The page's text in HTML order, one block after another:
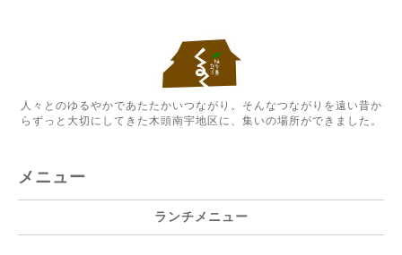
人々とのゆるやかであたたかいつながり。そんなつながりを遠い昔か
らずっと大切にしてきた木頭南宇地区に、集いの場所ができました。
メニュー
ランチメニュー